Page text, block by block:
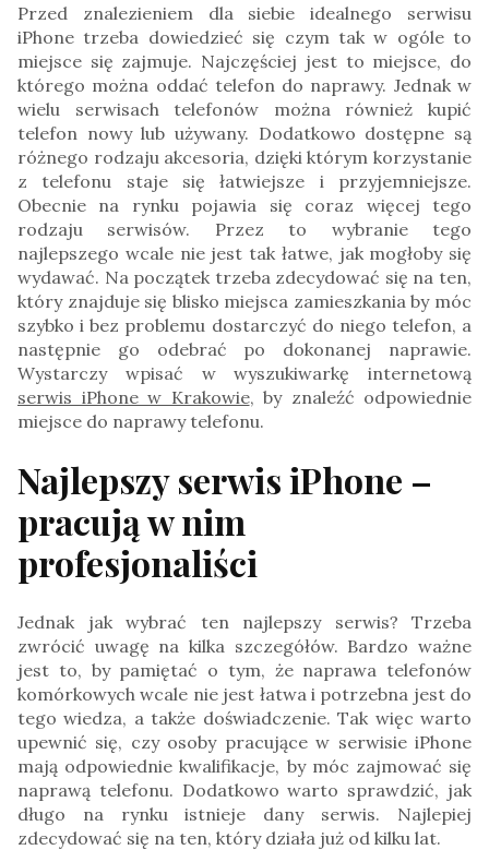
Przed znalezieniem dla siebie idealnego serwisu
iPhone trzeba dowiedzieć się czym tak w ogóle to
miejsce się zajmuje. Najczęściej jest to miejsce, do
którego można oddać telefon do naprawy. Jednak w
wielu serwisach telefonów można również kupić
telefon nowy lub używany. Dodatkowo dostępne są
różnego rodzaju akcesoria, dzięki którym korzystanie
z telefonu staje się łatwiejsze i przyjemniejsze.
Obecnie na rynku pojawia się coraz więcej tego
rodzaju serwisów. Przez to wybranie tego
najlepszego wcale nie jest tak łatwe, jak mogłoby się
wydawać. Na początek trzeba zdecydować się na ten,
który znajduje się blisko miejsca zamieszkania by móc
szybko i bez problemu dostarczyć do niego telefon, a
następnie go odebrać po dokonanej naprawie.
Wystarczy wpisać w wyszukiwarkę internetową
serwis iPhone w Krakowie, by znaleźć odpowiednie
miejsce do naprawy telefonu.
Najlepszy serwis iPhone –
pracują w nim
profesjonaliści
Jednak jak wybrać ten najlepszy serwis? Trzeba
zwrócić uwagę na kilka szczegółów. Bardzo ważne
jest to, by pamiętać o tym, że naprawa telefonów
komórkowych wcale nie jest łatwa i potrzebna jest do
tego wiedza, a także doświadczenie. Tak więc warto
upewnić się, czy osoby pracujące w serwisie iPhone
mają odpowiednie kwalifikacje, by móc zajmować się
naprawą telefonu. Dodatkowo warto sprawdzić, jak
długo na rynku istnieje dany serwis. Najlepiej
zdecydować się na ten, który działa już od kilku lat.